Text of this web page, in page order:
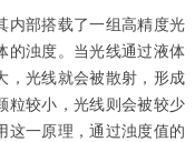
内部搭载了一组高精度光
的浊度。当光线通过液体
，光线就会被散射，形成
粒较小，光线则会被较少
这一原理，通过浊度值的